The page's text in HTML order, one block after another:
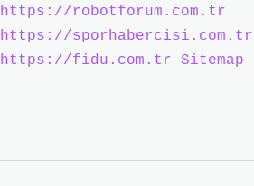
https://robotforum.com.tr
https://sporhabercisi.com.tr
https://fidu.com.tr
Sitemap